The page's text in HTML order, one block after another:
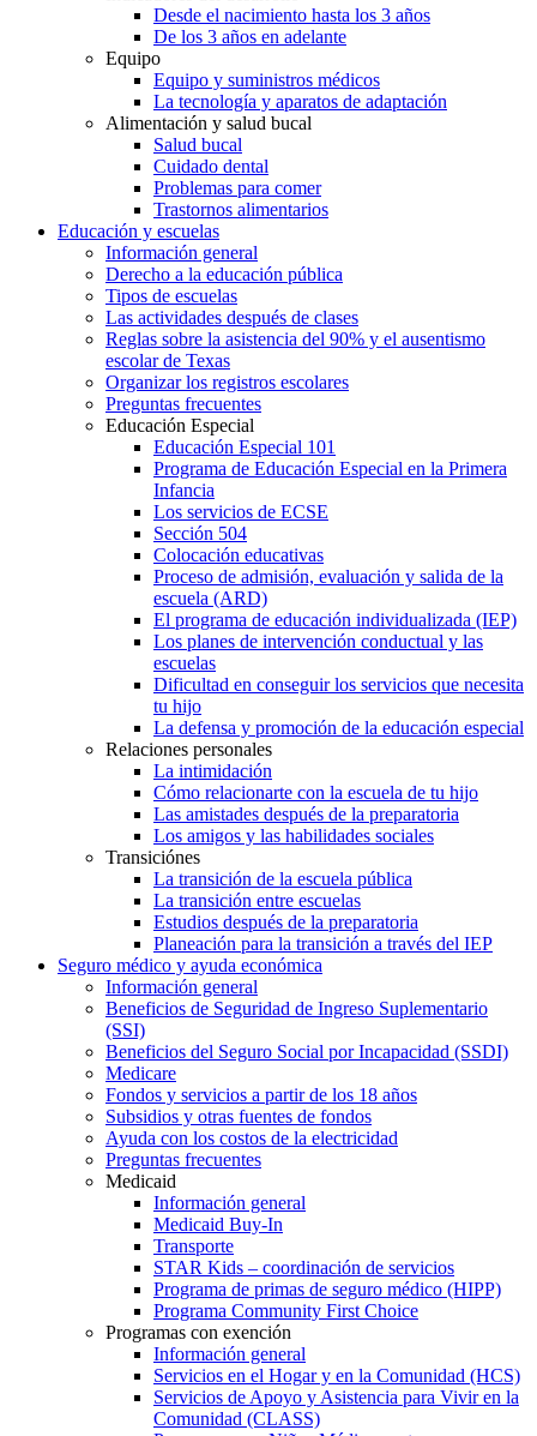
Desde el nacimiento hasta los 3 años
De los 3 años en adelante
Equipo
Equipo y suministros médicos
La tecnología y aparatos de adaptación
Alimentación y salud bucal
Salud bucal
Cuidado dental
Problemas para comer
Trastornos alimentarios
Educación y escuelas
Información general
Derecho a la educación pública
Tipos de escuelas
Las actividades después de clases
Reglas sobre la asistencia del 90% y el ausentismo
escolar de Texas
Organizar los registros escolares
Preguntas frecuentes
Educación Especial
Educación Especial 101
Programa de Educación Especial en la Primera
Infancia
Los servicios de ECSE
Sección 504
Colocación educativas
Proceso de admisión, evaluación y salida de la
escuela (ARD)
El programa de educación individualizada (IEP)
Los planes de intervención conductual y las
escuelas
Dificultad en conseguir los servicios que necesita
tu hijo
La defensa y promoción de la educación especial
Relaciones personales
La intimidación
Cómo relacionarte con la escuela de tu hijo
Las amistades después de la preparatoria
Los amigos y las habilidades sociales
Transiciónes
La transición de la escuela pública
La transición entre escuelas
Estudios después de la preparatoria
Planeación para la transición a través del IEP
Seguro médico y ayuda económica
Información general
Beneficios de Seguridad de Ingreso Suplementario
(SSI)
Beneficios del Seguro Social por Incapacidad (SSDI)
Medicare
Fondos y servicios a partir de los 18 años
Subsidios y otras fuentes de fondos
Ayuda con los costos de la electricidad
Preguntas frecuentes
Medicaid
Información general
Medicaid Buy-In
Transporte
STAR Kids – coordinación de servicios
Programa de primas de seguro médico (HIPP)
Programa Community First Choice
Programas con exención
Información general
Servicios en el Hogar y en la Comunidad (HCS)
Servicios de Apoyo y Asistencia para Vivir en la
Comunidad (CLASS)